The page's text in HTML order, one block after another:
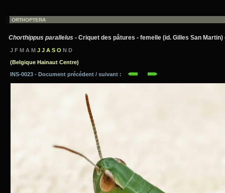
Chorthippus parallelus - Criquet des pâtures - femelle (id. Gilles San Martin)
J F M A M J J A S O N D
(Belgique Hainaut Centre)
INS-0023 - Document précédent / suivant :